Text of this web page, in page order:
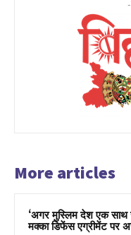
More articles
‘अगर मुस्लिम देश एक साथ
मक्का डिफेंस एग्रीमेंट पर